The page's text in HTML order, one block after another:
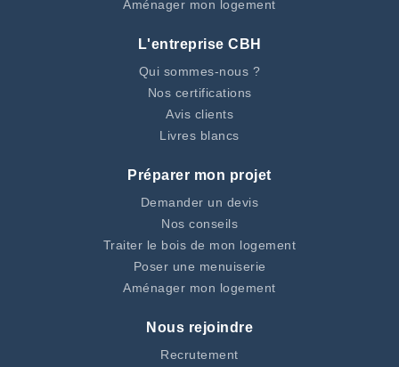
Aménager mon logement
L'entreprise CBH
Qui sommes-nous ?
Nos certifications
Avis clients
Livres blancs
Préparer mon projet
Demander un devis
Nos conseils
Traiter le bois de mon logement
Poser une menuiserie
Aménager mon logement
Nous rejoindre
Recrutement